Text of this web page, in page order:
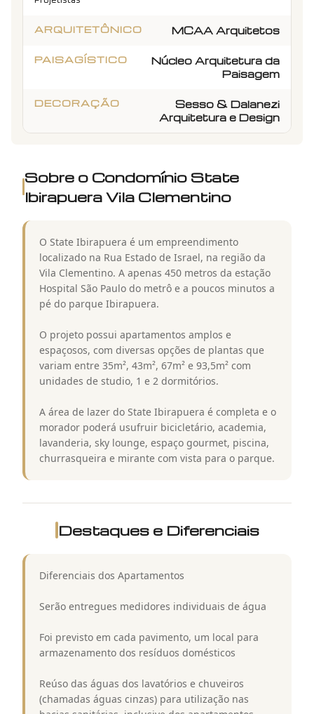
ARQUITETÔNICO MCAA Arquitetos
PAISAGÍSTICO
Núcleo Arquitetura da
Paisagem
DECORAÇÃO
Sesso & Dalanezi
Arquitetura e Design
Sobre o Condomínio State
Ibirapuera Vila Clementino
O State Ibirapuera é um empreendimento
localizado na Rua Estado de Israel, na região da
Vila Clementino. A apenas 450 metros da estação
Hospital São Paulo do metrô e a poucos minutos a
pé do parque Ibirapuera.
O projeto possui apartamentos amplos e
espaçosos, com diversas opções de plantas que
variam entre 35m², 43m², 67m² e 93,5m² com
unidades de studio, 1 e 2 dormitórios.
A área de lazer do State Ibirapuera é completa e o
morador poderá usufruir bicicletário, academia,
lavanderia, sky lounge, espaço gourmet, piscina,
churrasqueira e mirante com vista para o parque.
Destaques e Diferenciais
Diferenciais dos Apartamentos
Serão entregues medidores individuais de água
Foi previsto em cada pavimento, um local para
armazenamento dos resíduos domésticos
Reúso das águas dos lavatórios e chuveiros
(chamadas águas cinzas) para utilização nas